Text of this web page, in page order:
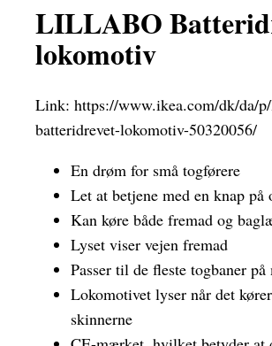
LILLABO
lokomotiv
Link: https://www.ikea.com/dk/da/
batteridrevet-lokomotiv-50320056/
En drøm for små togførere
Let at betjene med en knap på
Kan køre både fremad og
Lyset viser vejen fremad
Passer til de fleste togbaner på
Lokomotivet lyser når det
skinnerne